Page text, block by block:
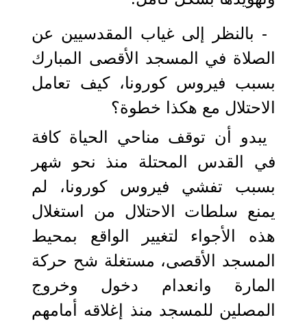
- بالنظر إلى غياب المقدسيين عن
الصلاة في المسجد الأقصى المبارك
بسبب فيروس كورونا، كيف تعامل
الاحتلال مع هكذا خطوة؟
يبدو أن توقف مناحي الحياة كافة
في القدس المحتلة منذ نحو شهر
بسبب تفشي فيروس كورونا، لم
يمنع سلطات الاحتلال من استغلال
هذه الأجواء لتغيير الواقع بمحيط
المسجد الأقصى، مستغلة شح حركة
المارة وانعدام دخول وخروج
المصلين للمسجد منذ إغلاقه أمامهم